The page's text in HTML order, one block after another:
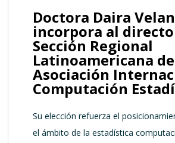
Doctora Daira
incorpora al
Sección Regional
Latinoamericana
Asociación
Computación
Su elección refuerza el
el ámbito de la estadística